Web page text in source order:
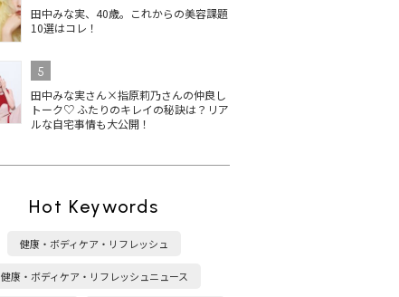
田中みな実、40歳。これからの美容課題
10選はコレ！
5
田中みな実さん×指原莉乃さんの仲良し
トーク♡ ふたりのキレイの秘訣は？リア
ルな自宅事情も大公開！
Hot Keywords
健康・ボディケア・リフレッシュ
健康・ボディケア・リフレッシュニュース